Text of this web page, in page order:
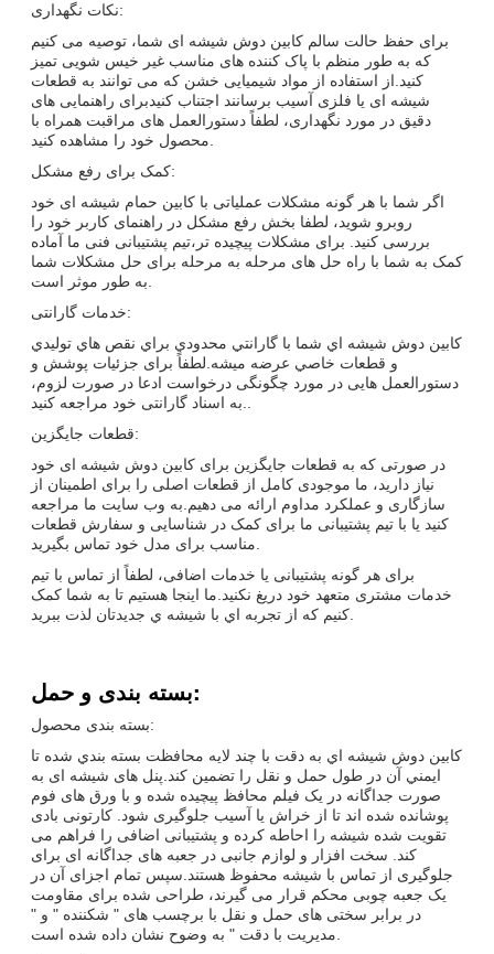
نکات نگهداری:
برای حفظ حالت سالم کابین دوش شیشه ای شما، توصیه می کنیم
که به طور منظم با پاک کننده های مناسب غیر خیس شویی تمیز
کنید.از استفاده از مواد شیمیایی خشن که می توانند به قطعات
شیشه ای یا فلزی آسیب برسانند اجتناب کنیدبرای راهنمایی های
دقیق در مورد نگهداری، لطفاً دستورالعمل های مراقبت همراه با
کمک برای رفع مشکل:
اگر شما با هر گونه مشکلات عملیاتی با کابین حمام شیشه ای خود
روبرو شوید، لطفا بخش رفع مشکل در راهنمای کاربر خود را
بررسی کنید. برای مشکلات پیچیده تر،تیم پشتیبانی فنی ما آماده
کمک به شما با راه حل های مرحله به مرحله برای حل مشکلات شما
خدمات گارانتی:
کابين دوش شيشه اي شما با گارانتي محدودي براي نقص هاي توليدي
و قطعات خاصي عرضه ميشه.لطفاً برای جزئیات پوشش و
دستورالعمل هایی در مورد چگونگی درخواست ادعا در صورت لزوم،
قطعات جایگزین:
در صورتی که به قطعات جایگزین برای کابین دوش شیشه ای خود
نیاز دارید، ما موجودی کامل از قطعات اصلی را برای اطمینان از
سازگاری و عملکرد مداوم ارائه می دهیم.به وب سایت ما مراجعه
کنید یا با تیم پشتیبانی ما برای کمک در شناسایی و سفارش قطعات
برای هر گونه پشتیبانی یا خدمات اضافی، لطفاً از تماس با تیم
خدمات مشتری متعهد خود دریغ نکنید.ما اينجا هستيم تا به شما کمک
بسته بندی و حمل:
بسته بندی محصول:
کابين دوش شيشه اي به دقت با چند لايه محافظت بسته بندي شده تا
ايمني آن در طول حمل و نقل را تضمین کند.پنل های شیشه ای به
صورت جداگانه در یک فیلم محافظ پیچیده شده و با ورق های فوم
پوشانده شده اند تا از خراش یا آسیب جلوگیری شود. کارتونی بادی
تقویت شده شیشه را احاطه کرده و پشتیبانی اضافی را فراهم می
کند. سخت افزار و لوازم جانبی در جعبه های جداگانه ای برای
جلوگیری از تماس با شیشه محفوظ هستند.سپس تمام اجزای آن در
یک جعبه چوبی محکم قرار می گیرند، طراحی شده برای مقاومت
در برابر سختی های حمل و نقل با برچسب های " شکننده " و "